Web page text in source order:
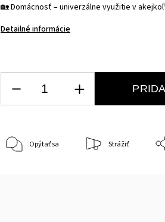
🏡 Domácnosť – univerzálne využitie v
Detailné informácie
Opýtať sa Strážiť